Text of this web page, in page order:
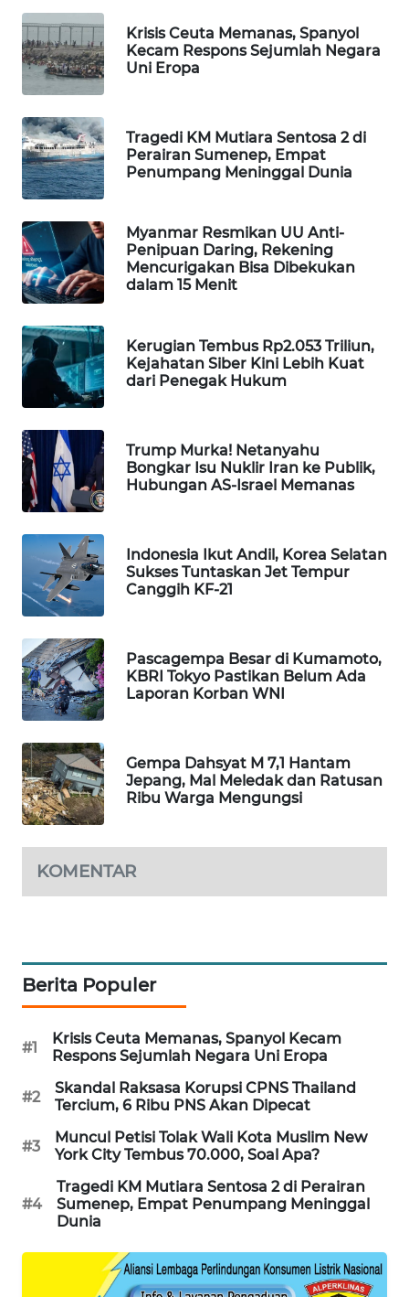
Krisis Ceuta Memanas, Spanyol
Kecam Respons Sejumlah Negara
Uni Eropa
Tragedi KM Mutiara Sentosa 2 di
Perairan Sumenep, Empat
Penumpang Meninggal Dunia
Myanmar Resmikan UU Anti-
Penipuan Daring, Rekening
Mencurigakan Bisa Dibekukan
dalam 15 Menit
Kerugian Tembus Rp2.053 Triliun,
Kejahatan Siber Kini Lebih Kuat
dari Penegak Hukum
Trump Murka! Netanyahu
Bongkar Isu Nuklir Iran ke Publik,
Hubungan AS-Israel Memanas
Indonesia Ikut Andil, Korea Selatan
Sukses Tuntaskan Jet Tempur
Canggih KF-21
Pascagempa Besar di Kumamoto,
KBRI Tokyo Pastikan Belum Ada
Laporan Korban WNI
Gempa Dahsyat M 7,1 Hantam
Jepang, Mal Meledak dan Ratusan
Ribu Warga Mengungsi
KOMENTAR
Berita Populer
#1
Krisis Ceuta Memanas, Spanyol Kecam
Respons Sejumlah Negara Uni Eropa
#2
Skandal Raksasa Korupsi CPNS Thailand
Tercium, 6 Ribu PNS Akan Dipecat
#3
Muncul Petisi Tolak Wali Kota Muslim New
York City Tembus 70.000, Soal Apa?
#4
Tragedi KM Mutiara Sentosa 2 di Perairan
Sumenep, Empat Penumpang Meninggal
Dunia
BINTAN
WN
MANDALIKA
WN
LIKUPANG
LABUANBAJO
WN
BORNEO
Wahana
Media
Group
NEWS
WAHANA
TANI
WAHANA
ADVOKAT
WAHANA
INFRASTRUKTUR
WAHANA
KONSUMEN
WAHANA
LISTRIK
WAHANA
ID
CO ID
WAHANANEWS
NET
WAHANA
SPORT
WAHANA